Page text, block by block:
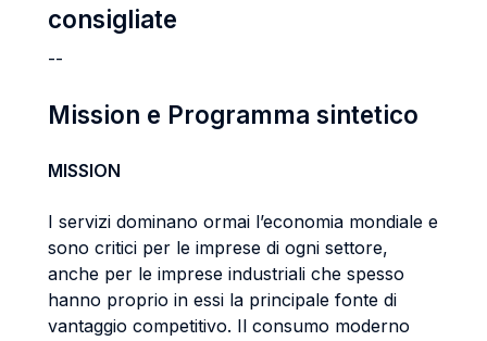
consigliate
--
Mission e Programma sintetico
MISSION
I servizi dominano ormai l’economia mondiale e
sono critici per le imprese di ogni settore,
anche per le imprese industriali che spesso
hanno proprio in essi la principale fonte di
vantaggio competitivo. Il consumo moderno